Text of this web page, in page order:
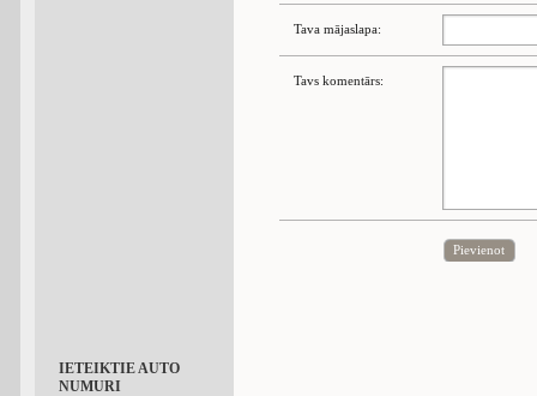
IETEIKTIE AUTO
NUMURI
Tava mājaslapa:
Tavs komentārs:
Pievienot